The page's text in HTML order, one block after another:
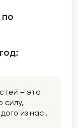
– это
силу,
из нас .